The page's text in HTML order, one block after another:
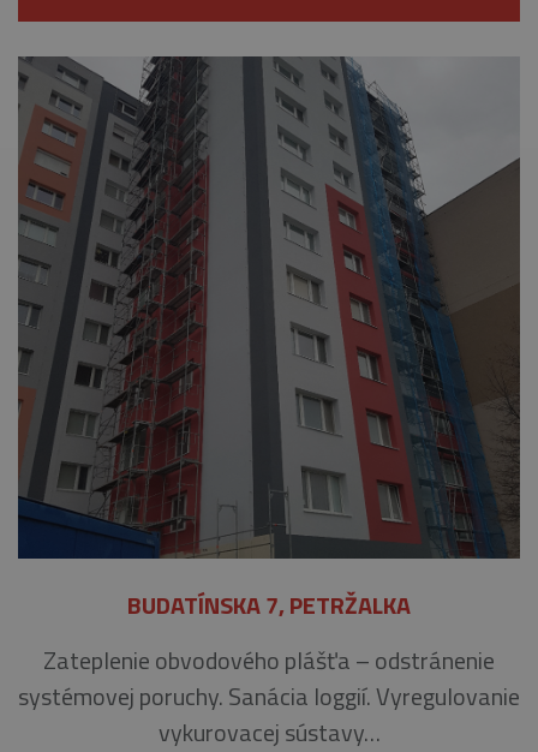
BUDATÍNSKA 7, PETRŽALKA
Zateplenie obvodového plášťa – odstránenie
systémovej poruchy. Sanácia loggií. Vyregulovanie
vykurovacej sústavy…